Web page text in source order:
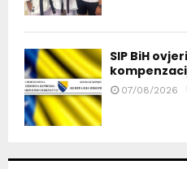
SIP BiH
07/08/2026